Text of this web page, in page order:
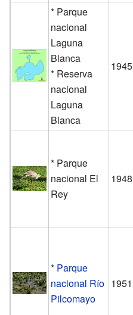
* Parque
nacional
Laguna
Blanca
* Reserva
nacional
Laguna
Blanca
1945
* Parque
nacional El
Rey
1948
* Parque
nacional Río
Pilcomayo
1951